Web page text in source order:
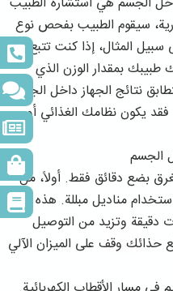
سيقوم الطبيب بفحص نوع
سبيل المثال، إذا كنت تتبع
طبيبك بمقدار الوزن الذي
نتائج الجهاز داخل الجسم
فقد يكون نظامك الغذائي أو
بضع دقائق فقط. أولاً، من
مناديل مبللة. هذه
دقيقة وتزيد من التوصيل
حذائك وقف على الميزان الآلي